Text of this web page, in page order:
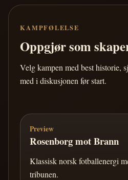
KAMPFØLELSE
Oppgjør som
Velg kampen med best historie,
med i diskusjonen før start.
Preview
Rosenborg mot Brann
Klassisk norsk fotballenergi
tribunen.